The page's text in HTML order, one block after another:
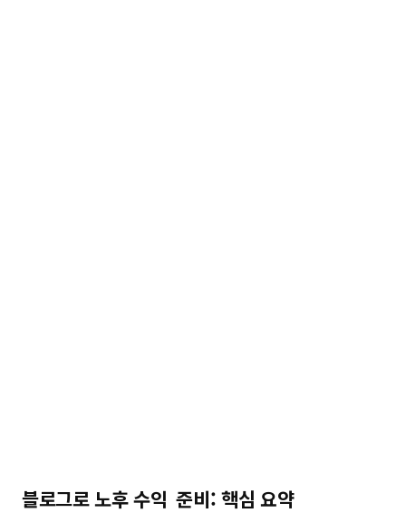
블로그로 노후 수익 준비: 핵심 요약